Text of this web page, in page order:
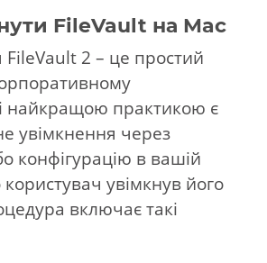
FileVault на Mac
FileVault 2 – це простий
найкращою практикою є
увімкнення через
конфігурацію в вашій
увімкнув його
включає такі